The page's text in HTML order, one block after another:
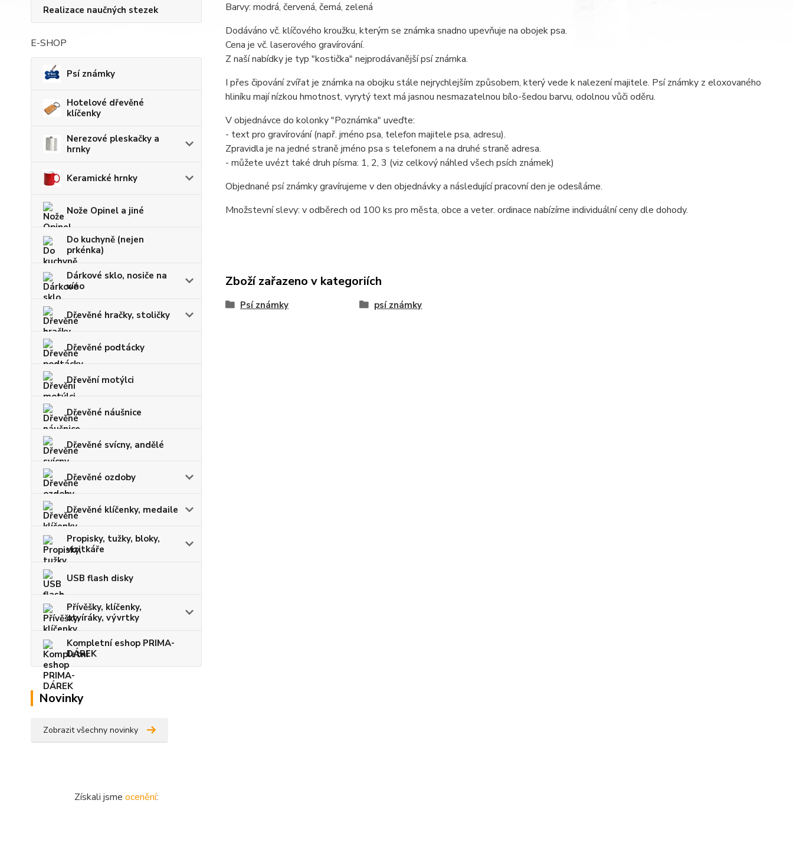
Realizace naučných stezek
E-SHOP
Psí známky
Hotelové dřevěné
klíčenky
Nerezové pleskačky a
hrnky
Keramické hrnky
Nože Opinel a jiné
Do kuchyně (nejen
prkénka)
Dárkové sklo, nosiče na
víno
Dřevěné hračky, stoličky
Dřevěné podtácky
Dřevění motýlci
Dřevěné náušnice
Dřevěné svícny, andělé
Dřevěné ozdoby
Dřevěné klíčenky, medaile
Propisky, tužky, bloky,
vizitkáře
USB flash disky
Přívěšky, klíčenky,
otvíráky, vývrtky
Kompletní eshop PRIMA-
DÁREK
Novinky
Zobrazit všechny novinky
Získali jsme ocenění:
Barvy: modrá, červená, černá, zelená
Dodáváno vč. klíčového kroužku, kterým se známka snadno upevňuje na obojek psa.
Cena je vč. laserového gravírování.
Z naší nabídky je typ "kostička" nejprodávanější psí známka.
I přes čipování zvířat je známka na obojku stále nejrychlejším způsobem, který vede k nalezení majitele. Psí známky z eloxovaného
hliníku mají nízkou hmotnost, vyrytý text má jasnou nesmazatelnou bílo-šedou barvu, odolnou vůči oděru.
V objednávce do kolonky "Poznámka" uveďte:
- text pro gravírování (např. jméno psa, telefon majitele psa, adresu).
Zpravidla je na jedné straně jméno psa s telefonem a na druhé straně adresa.
- můžete uvézt také druh písma: 1, 2, 3 (viz celkový náhled všech psích známek)
Objednané psí známky gravírujeme v den objednávky a následující pracovní den je odesíláme.
Množstevní slevy: v odběrech od 100 ks pro města, obce a veter. ordinace nabízíme individuální ceny dle dohody.
Zboží zařazeno v kategoriích
Psí známky psí známky